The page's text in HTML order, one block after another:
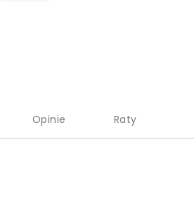
Opinie Raty